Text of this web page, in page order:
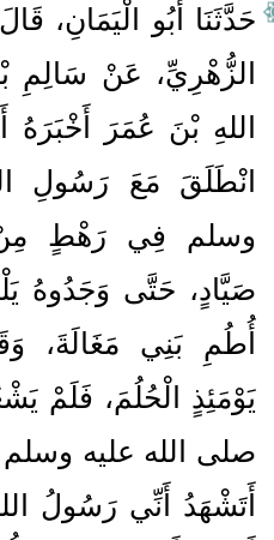
حَدَّثَنَا أَبُو الْيَمَانِ،
الزُّهْرِيِّ، عَنْ سَالِمِ
اللهِ بْنَ عُمَرَ
انْطَلَقَ مَعَ رَسُولِ
وسلم فِي رَهْطٍ مِنْ
صَيَّادٍ، حَتَّى وَجَدُوهُ
أُطُمِ بَنِي مَغَالَةَ،
يَوْمَئِذٍ الْحُلُمَ، فَلَمْ
صلى الله عليه
أَتَشْهَدُ أَنِّي رَسُولُ